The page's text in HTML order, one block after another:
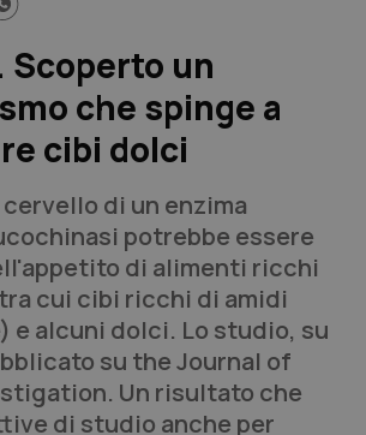
Scoperto un
che spinge a
cibi dolci
di un enzima
potrebbe essere
di alimenti ricchi
cui cibi ricchi di amidi
e alcuni dolci. Lo studio, su
su theJournal of
Un risultato che
di studio anche per